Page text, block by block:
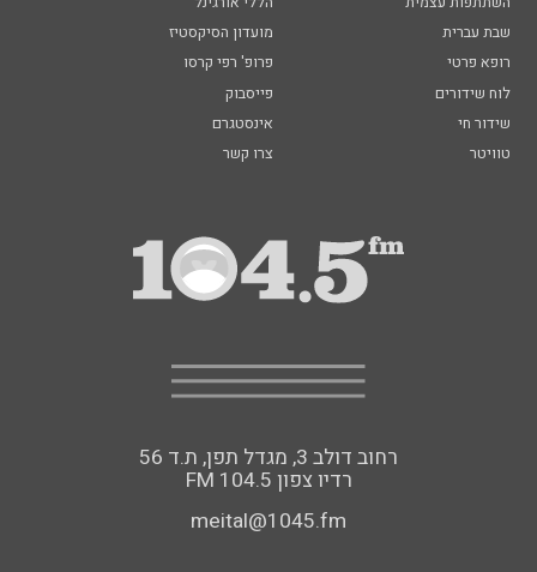
שבת עברית
מועדון הסיקסטיז
רופא פרטי
פרופ' רפי קרסו
לוח שידורים
פייסבוק
שידור חי
אינסטגרם
טוויטר
צרו קשר
רחוב דולב 3, מגדל תפן, ת.ד 56
FM רדיו צפון 104.5
meital@1045.fm